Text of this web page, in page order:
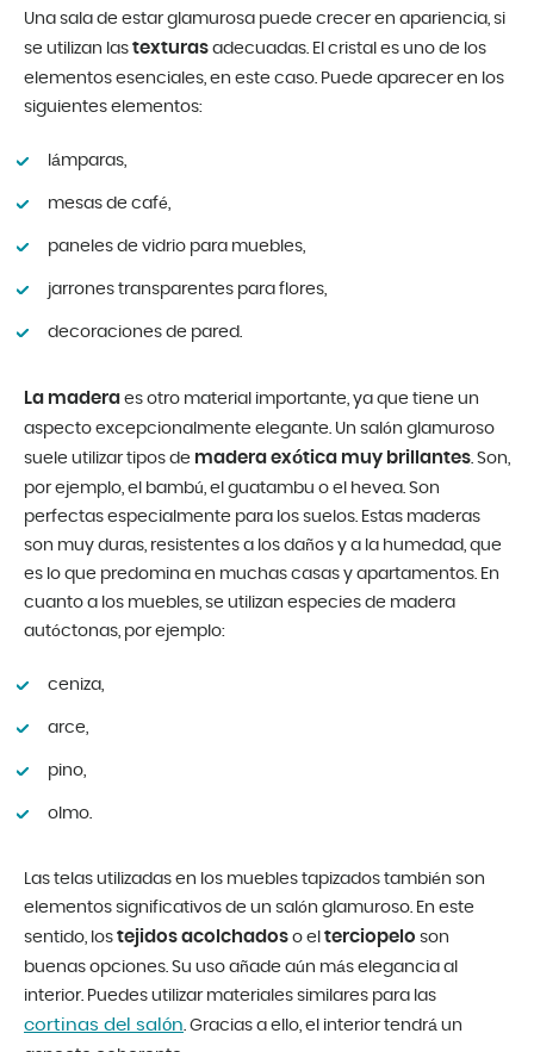
Una sala de estar glamurosa puede crecer en apariencia, si
se utilizan las texturas adecuadas. El cristal es uno de los
elementos esenciales, en este caso. Puede aparecer en los
siguientes elementos:
lámparas,
mesas de café,
paneles de vidrio para muebles,
jarrones transparentes para flores,
decoraciones de pared.
La madera es otro material importante, ya que tiene un
aspecto excepcionalmente elegante. Un salón glamuroso
suele utilizar tipos de madera exótica muy brillantes. Son,
por ejemplo, el bambú, el guatambu o el hevea. Son
perfectas especialmente para los suelos. Estas maderas
son muy duras, resistentes a los daños y a la humedad, que
es lo que predomina en muchas casas y apartamentos. En
cuanto a los muebles, se utilizan especies de madera
autóctonas, por ejemplo:
ceniza,
arce,
pino,
olmo.
Las telas utilizadas en los muebles tapizados también son
elementos significativos de un salón glamuroso. En este
sentido, los tejidos acolchados o el terciopelo son
buenas opciones. Su uso añade aún más elegancia al
interior. Puedes utilizar materiales similares para las
cortinas del salón. Gracias a ello, el interior tendrá un